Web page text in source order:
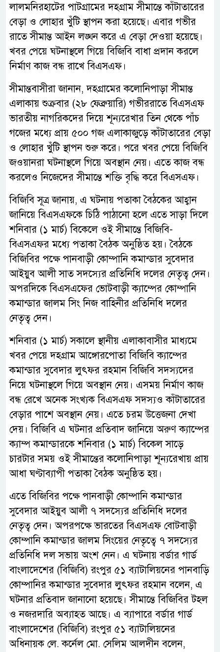
লালমনিরহাটের পাটগ্রামের দহগ্রাম সীমান্তে কাঁটাতারের
বেড়া ও লোহার খুঁটি স্থাপন করা হয়েছে। এবার গভীর
রাতে সীমান্ত আইন লঙ্ঘন করে এ বেড়া দেওয়া হয়েছে।
খবর পেয়ে ঘটনাস্থলে গিয়ে বিজিবি বাধা প্রদান করলে
নির্মাণ কাজ বন্ধ রাখে বিএসএফ।
সীমান্তবাসীরা জানান, দহগ্রামের কলোনিপাড়া সীমান্ত
এলাকায় শুক্রবার (২৮ ফেব্রুয়ারি) গভীররাতে বিএসএফ
ভারতীয় নাগরিকদের দিয়ে শূন্যরেখার তিন থেকে পাঁচ
গজের মধ্যে প্রায় ৫০০ গজ এলাকাজুড়ে কাঁটাতারের বেড়া
ও লোহার খুঁটি স্থাপন শুরু করে। পরে খবর পেয়ে বিজিবি
জওয়ানরা ঘটনাস্থলে গিয়ে অবস্থান নেয়। এতে কাজ বন্ধ
করলেও নিজেদের সীমান্তে শক্তি বৃদ্ধি করে বিএসএফ।
বিজিবি সূত্র জানায়, এ ঘটনায় পতাকা বৈঠকের আহ্বান
জানিয়ে বিএসএফকে চিঠি পাঠানো হলে এতে সাড়া দিলে
শনিবার (১ মার্চ) বিকেলে ওই সীমান্তে বিজিবি-
বিএসএফর মধ্যে পতাকা বৈঠক অনুষ্ঠিত হয়। বৈঠকে
বিজিবির পক্ষে পানবাড়ী কোম্পানি কমান্ডার সুবেদার
আইয়ুব আলী সাত সদস্যের প্রতিনিধি দলের নেতৃত্ব দেন।
অপরদিকে বিএসএফের ভোটবাড়ী ক্যাম্পের কোম্পানি
কমান্ডার জালম সিং নিজ বাহিনীর প্রতিনিধি দলের
নেতৃত্ব দেন।
শনিবার (১ মার্চ) সকালে স্থানীয় এলাকাবাসীর মাধ্যমে
খবর পেয়ে দহগ্রাম আঙ্গোরপোতা বিজিবি ক্যাম্পের
কমান্ডার সুবেদার লুৎফর রহমান বিজিবি সদস্যদের
নিয়ে ঘটনাস্থলে গিয়ে অবস্থান নেয়। এসময় নির্মাণ কাজ
বন্ধ রেখে অনেক সংখ্যক বিএসএফ সদস্যও কাঁটাতারের
বেড়ার পাশে অবস্থান নেয়। এতে চরম উত্তেজনা দেখা
দেয়। বিজিবি এ ঘটনার প্রতিবাদ জানিয়ে অরুণ ক্যাম্পের
ক্যাম্প কমান্ডারকে শনিবার (১ মার্চ) বিকেল সাড়ে
চারটার সময় ওই সীমান্তের কলোনিপাড়া শূন্যরেখায় প্রায়
আধা ঘণ্টাব্যাপী পতাকা বৈঠক অনুষ্ঠিত হয়।
এতে বিজিবির পক্ষে পানবাড়ী কোম্পানি কমান্ডার
সুবেদার আইয়ুব আলী ৭ সদস্যের প্রতিনিধি দলের
নেতৃত্ব দেন। অপরপক্ষে ভারতের বিএসএফ বোটবাড়ী
কোম্পানি কমান্ডার জালম সিংয়ের নেতৃত্বে ৭ সদস্যের
প্রতিনিধি দল সভায় অংশ নেন। এ ঘটনায় বর্ডার গার্ড
বাংলাদেশের (বিজিবি) রংপুর ৫১ ব্যাটালিয়নের পানবাড়ি
কোম্পানির কমান্ডার সুবেদার লুৎফর রহমান বলেন, এ
ঘটনার প্রতিবাদ জানানো হয়েছে। সীমান্তে বিজিবির টহল
ও নজরদারি অব্যাহত আছে। এ ব্যাপারে বর্ডার গার্ড
বাংলাদেশের (বিজিবি) রংপুর ৫১ ব্যাটালিয়নের
অধিনায়ক লে. কর্নেল মো. সেলিম আলদীন বলেন,